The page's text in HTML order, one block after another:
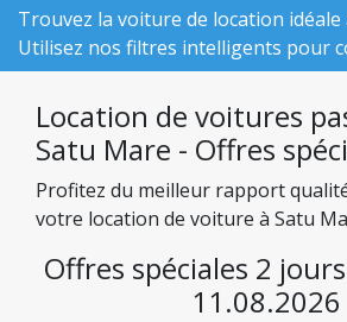
Trouvez la voiture de location idéale
Utilisez nos filtres intelligents pour
véhicules actifs ici, sur un total de
parmi 3 entreprises locales.
Location de voitures
Satu Mare - Offres
Profitez du meilleur rapport
votre location de voiture à Satu
Nous avons sélectionné pour
avec de réelles réductions, afin que
Offres spéciales 2
11.08.2026